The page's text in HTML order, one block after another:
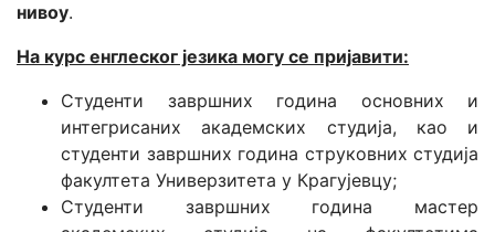
нивоу.
На курс енглеског језика могу се пријавити:
Студенти завршних година основних и
интегрисаних академских студија, као и
студенти завршних година струковних студија
факултета Универзитета у Крагујевцу;
Студенти завршних година мастер